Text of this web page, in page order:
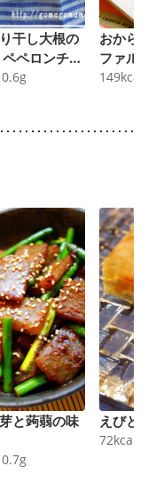
干し大根の
ペロンチー
0.6g
おから
ファル
149kcal
と蒟蒻の味
0.7g
えびと
72kcal